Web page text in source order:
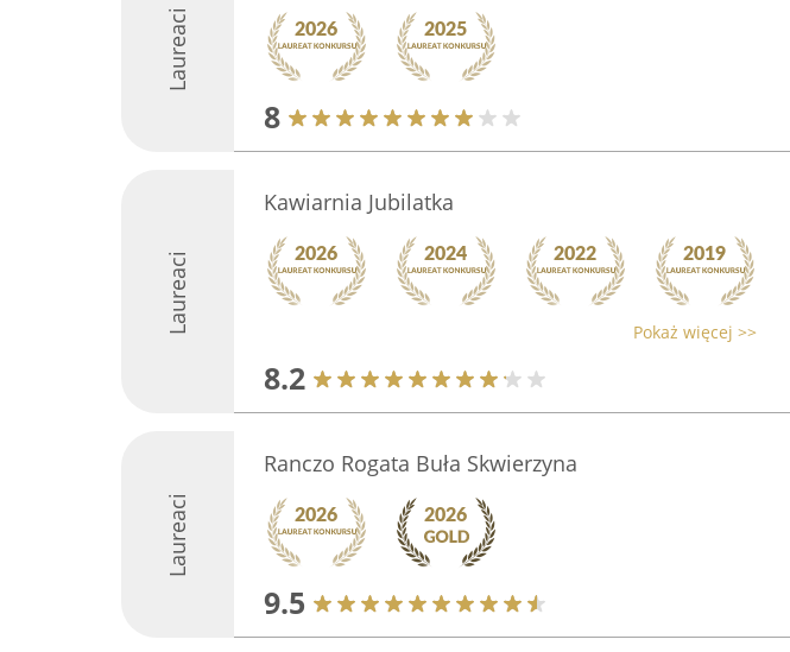
Laureaci
8
Laureaci
Kawiarnia Jubilatka
Pokaż więcej >>
8.2
Laureaci
Ranczo Rogata Buła Skwierzyna
9.5